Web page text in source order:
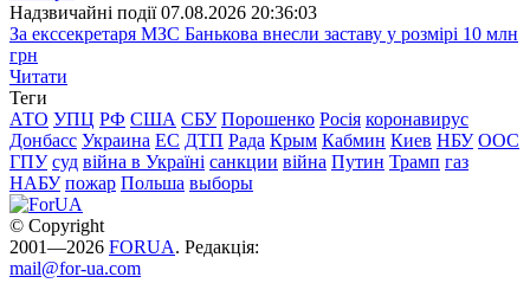
Надзвичайні події 07.08.2026 20:36:03
За екссекретаря МЗС Банькова внесли заставу у розмірі 10 млн
грн
Читати
Теги
АТО УПЦ РФ США СБУ Порошенко Росія коронавирус
Донбасс Украина ЕС ДТП Рада Крым Кабмин Киев НБУ ООС
ГПУ суд війна в Україні санкции війна Путин Трамп газ
НАБУ пожар Польша выборы
© Copyright
2001—2026 FORUA. Редакція:
mail@for-ua.com